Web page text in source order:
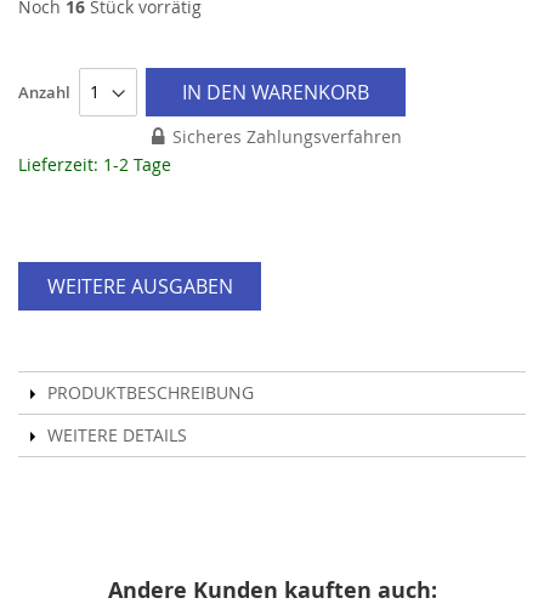
Noch 16 Stück vorrätig
Anzahl IN DEN WARENKORB
Sicheres Zahlungsverfahren
Lieferzeit: 1-2 Tage
WEITERE AUSGABEN
PRODUKTBESCHREIBUNG
WEITERE DETAILS
Andere Kunden kauften auch: